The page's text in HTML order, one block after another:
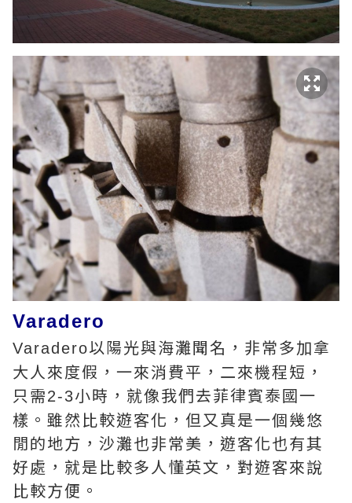
Varadero
Varadero以陽光與海灘聞名，非常多加拿
大人來度假，一來消費平，二來機程短，
只需2-3小時，就像我們去菲律賓泰國一
樣。雖然比較遊客化，但又真是一個幾悠
閒的地方，沙灘也非常美，遊客化也有其
好處，就是比較多人懂英文，對遊客來說
比較方便。